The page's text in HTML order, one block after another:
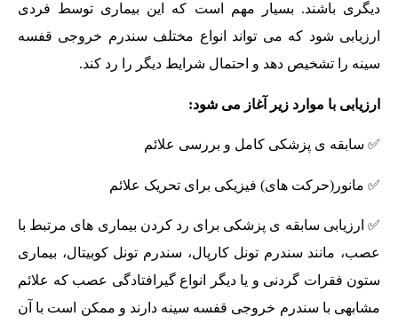
دیگری باشند. بسیار مهم است که این بیماری توسط فردی
ارزیابی شود که می تواند انواع مختلف سندرم خروجی قفسه
سینه را تشخیص دهد و احتمال شرایط دیگر را رد کند.
ارزیابی با موارد زیر آغاز می شود:
✅ سابقه ی پزشکی کامل و بررسی علائم
✅ مانور(حرکت های) فیزیکی برای تحریک علائم
✅ ارزیابی سابقه ی پزشکی برای رد کردن بیماری های مرتبط با
عصب، مانند سندرم تونل کارپال، سندرم تونل کوبیتال، بیماری
ستون فقرات گردنی و یا دیگر انواع گیرافتادگی عصب که علائم
مشابهی با سندرم خروجی قفسه سینه دارند و ممکن است با آن